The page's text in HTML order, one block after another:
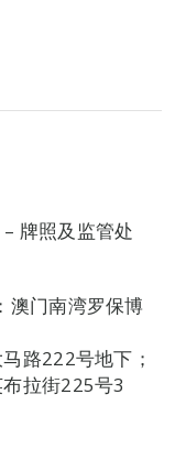
牌照及监管处
澳门南湾罗保博
路222号地下；
拉街225号3